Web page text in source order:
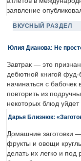
заявление
ВКУСНЫЙ РАЗДЕЛ
Юлия Дианова: Не
Завтрак — это
дебютной книгой фуд-
начинаться с бабочек
повторить из
некоторых блюд уйдет
Дарья Близнюк:
Домашние заготовки
фрукты и овощи
делать их легко и под